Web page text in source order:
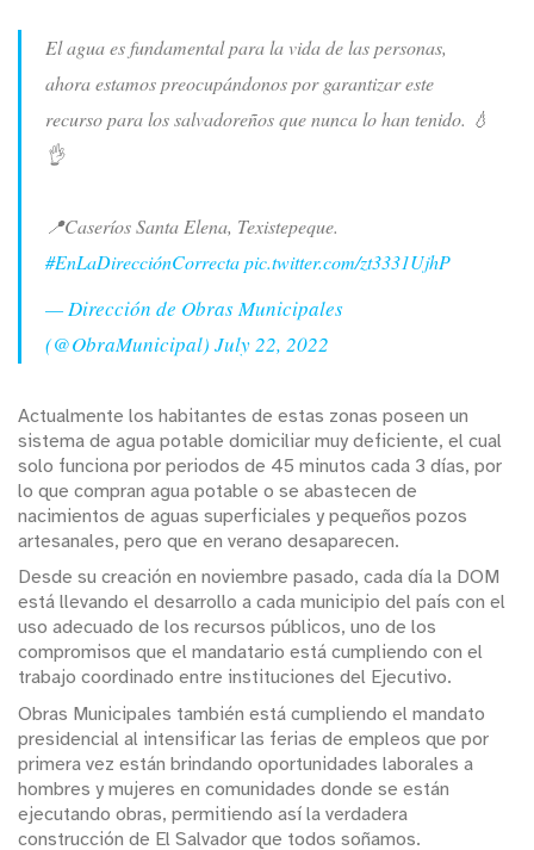
El agua es fundamental para la vida de las personas,
ahora estamos preocupándonos por garantizar este
recurso para los salvadoreños que nunca lo han tenido. 💧
👌
📍Caseríos Santa Elena, Texistepeque.
#EnLaDirecciónCorrectapic.twitter.com/zt3331UjhP
— Dirección de Obras Municipales
(@ObraMunicipal) July 22, 2022
Actualmente los habitantes de estas zonas poseen un
sistema de agua potable domiciliar muy deficiente, el cual
solo funciona por periodos de 45 minutos cada 3 días, por
lo que compran agua potable o se abastecen de
nacimientos de aguas superficiales y pequeños pozos
artesanales, pero que en verano desaparecen.
Desde su creación en noviembre pasado, cada día la DOM
está llevando el desarrollo a cada municipio del país con el
uso adecuado de los recursos públicos, uno de los
compromisos que el mandatario está cumpliendo con el
trabajo coordinado entre instituciones del Ejecutivo.
Obras Municipales también está cumpliendo el mandato
presidencial al intensificar las ferias de empleos que por
primera vez están brindando oportunidades laborales a
hombres y mujeres en comunidades donde se están
ejecutando obras, permitiendo así la verdadera
construcción de El Salvador que todos soñamos.